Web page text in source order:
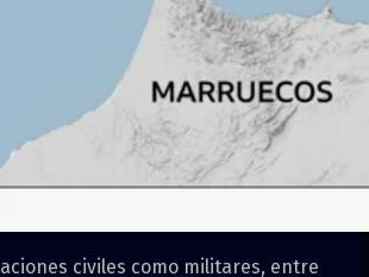
civiles como militares, entre